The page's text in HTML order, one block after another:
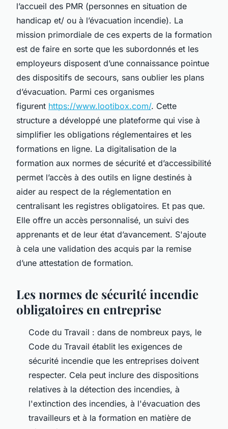
l’accueil des PMR (personnes en situation de
handicap et/ ou à l’évacuation incendie). La
mission primordiale de ces experts de la formation
est de faire en sorte que les subordonnés et les
employeurs disposent d’une connaissance pointue
des dispositifs de secours, sans oublier les plans
d’évacuation. Parmi ces organismes
figurent https://www.lootibox.com/. Cette
structure a développé une plateforme qui vise à
simplifier les obligations réglementaires et les
formations en ligne. La digitalisation de la
formation aux normes de sécurité et d’accessibilité
permet l’accès à des outils en ligne destinés à
aider au respect de la réglementation en
centralisant les registres obligatoires. Et pas que.
Elle offre un accès personnalisé, un suivi des
apprenants et de leur état d’avancement. S'ajoute
à cela une validation des acquis par la remise
d’une attestation de formation.
Les normes de sécurité incendie
obligatoires en entreprise
Code du Travail : dans de nombreux pays, le
Code du Travail établit les exigences de
sécurité incendie que les entreprises doivent
respecter. Cela peut inclure des dispositions
relatives à la détection des incendies, à
l'extinction des incendies, à l'évacuation des
travailleurs et à la formation en matière de